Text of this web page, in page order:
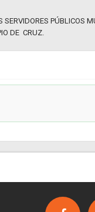
PÚBLICOS
DE CRUZ.